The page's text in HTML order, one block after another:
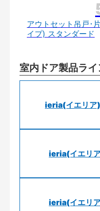
アウトセット吊戸･
イプ) スタンダード
室内ドア製品ラ
ieria(イエリア
ieria(イエリ
ieria(イエリ